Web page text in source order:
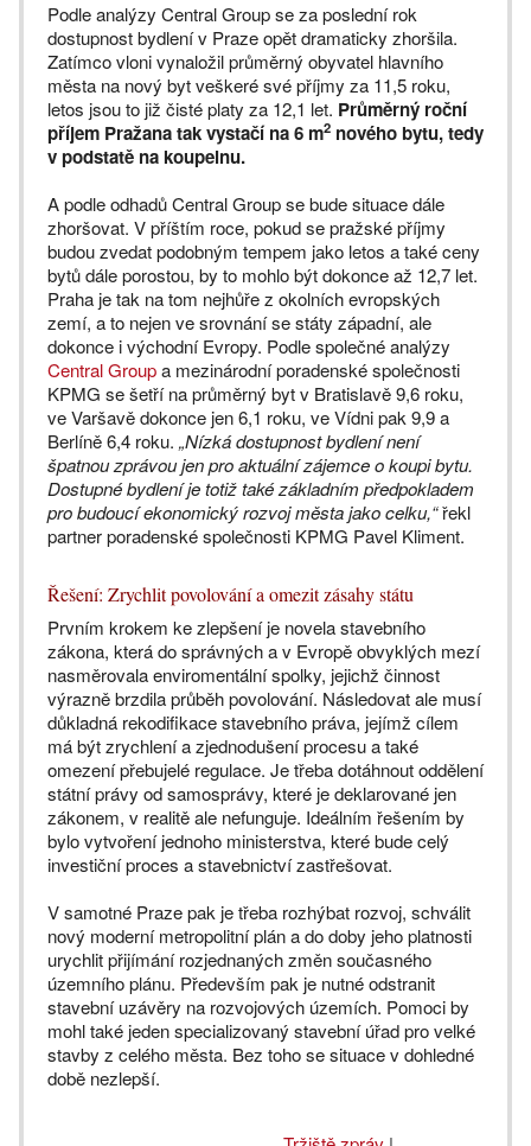
Podle analýzy Central Group se za poslední rok
dostupnost bydlení v Praze opět dramaticky zhoršila.
Zatímco vloni vynaložil průměrný obyvatel hlavního
města na nový byt veškeré své příjmy za 11,5 roku,
letos jsou to již čisté platy za 12,1 let. Průměrný roční
příjem Pražana tak vystačí na 6 m2 nového bytu, tedy
v podstatě na koupelnu.
A podle odhadů Central Group se bude situace dále
zhoršovat. V příštím roce, pokud se pražské příjmy
budou zvedat podobným tempem jako letos a také ceny
bytů dále porostou, by to mohlo být dokonce až 12,7 let.
Praha je tak na tom nejhůře z okolních evropských
zemí, a to nejen ve srovnání se státy západní, ale
dokonce i východní Evropy. Podle společné analýzy
Central Groupa mezinárodní poradenské společnosti
KPMG se šetří na průměrný byt v Bratislavě 9,6 roku,
ve Varšavě dokonce jen 6,1 roku, ve Vídni pak 9,9 a
Berlíně 6,4 roku. „Nízká dostupnost bydlení není
špatnou zprávou jen pro aktuální zájemce o koupi bytu.
Dostupné bydlení je totiž také základním předpokladem
pro budoucí ekonomický rozvoj města jako celku,“řekl
partner poradenské společnosti KPMG Pavel Kliment.
Řešení: Zrychlit povolování a omezit zásahy státu
Prvním krokem ke zlepšení je novela stavebního
zákona, která do správných a v Evropě obvyklých mezí
nasměrovala enviromentální spolky, jejichž činnost
výrazně brzdila průběh povolování. Následovat ale musí
důkladná rekodifikace stavebního práva, jejímž cílem
má být zrychlení a zjednodušení procesu a také
omezení přebujelé regulace. Je třeba dotáhnout oddělení
státní právy od samosprávy, které je deklarované jen
zákonem, v realitě ale nefunguje. Ideálním řešením by
bylo vytvoření jednoho ministerstva, které bude celý
investiční proces a stavebnictví zastřešovat.
V samotné Praze pak je třeba rozhýbat rozvoj, schválit
nový moderní metropolitní plán a do doby jeho platnosti
urychlit přijímání rozjednaných změn současného
územního plánu. Především pak je nutné odstranit
stavební uzávěry na rozvojových územích. Pomoci by
mohl také jeden specializovaný stavební úřad pro velké
stavby z celého města. Bez toho se situace v dohledné
době nezlepší.